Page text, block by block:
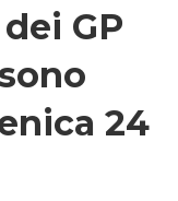
GP
24